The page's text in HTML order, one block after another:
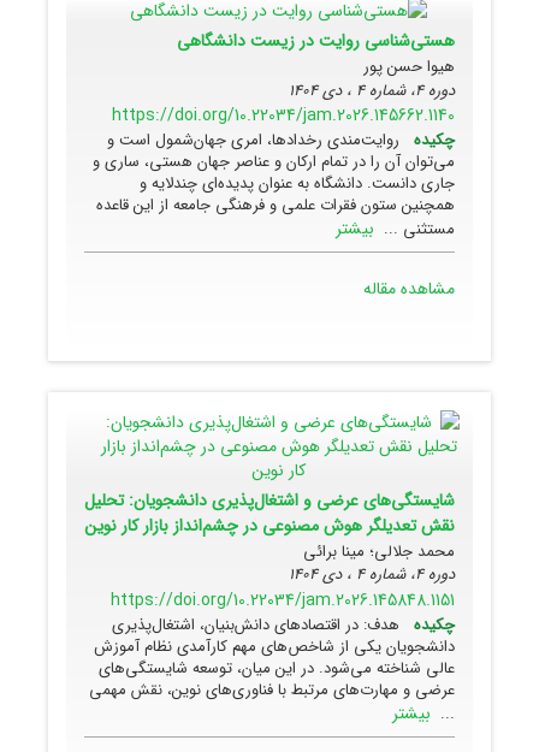
هستی‌شناسی روایت در زیست دانشگاهی
هیوا حسن پور
دوره 4، شماره 4 ، دی 1404
https://doi.org/10.22034/jam.2026.145662.1140
چکیده
روایت‌مندی رخدادها، امری جهان‌شمول است و
می‌توان آن را در تمام ارکان و عناصر جهان هستی، ساری و
جاری دانست. دانشگاه به عنوان پدیده‌ای چندلایه و
همچنین ستون فقرات علمی و فرهنگی جامعه از این قاعده
مستثنی ... بیشتر
مشاهده مقاله
شایستگی‌های عرضی و اشتغال‌پذیری دانشجویان: تحلیل
نقش تعدیلگر هوش مصنوعی در چشم‌انداز بازار کار نوین
محمد جلالی؛ مینا برائی
دوره 4، شماره 4 ، دی 1404
https://doi.org/10.22034/jam.2026.145848.1151
چکیده
هدف: در اقتصادهای دانش‌بنیان، اشتغال‌پذیری
دانشجویان یکی از شاخص‌های مهم کارآمدی نظام آموزش
عالی شناخته می‌شود. در این میان، توسعه شایستگی‌های
عرضی و مهارت‌های مرتبط با فناوری‌های نوین، نقش مهمی
... بیشتر